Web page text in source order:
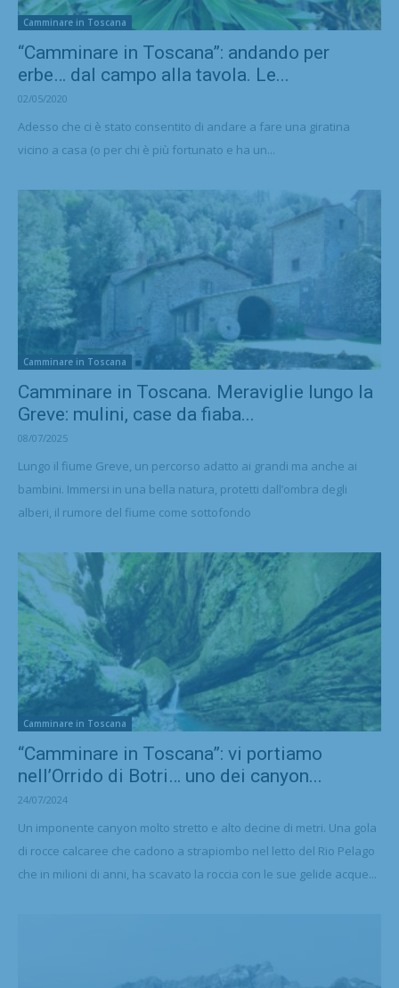
Camminare in Toscana
“Camminare in Toscana”: andando per
erbe… dal campo alla tavola. Le...
02/05/2020
Adesso che ci è stato consentito di andare a fare una giratina
vicino a casa (o per chi è più fortunato e ha un...
Camminare in Toscana
Camminare in Toscana. Meraviglie lungo la
Greve: mulini, case da fiaba...
08/07/2025
Lungo il fiume Greve, un percorso adatto ai grandi ma anche ai
bambini. Immersi in una bella natura, protetti dall’ombra degli
alberi, il rumore del fiume come sottofondo
Camminare in Toscana
“Camminare in Toscana”: vi portiamo
nell’Orrido di Botri… uno dei canyon...
24/07/2024
Un imponente canyon molto stretto e alto decine di metri. Una gola
di rocce calcaree che cadono a strapiombo nel letto del Rio Pelago
che in milioni di anni, ha scavato la roccia con le sue gelide acque...